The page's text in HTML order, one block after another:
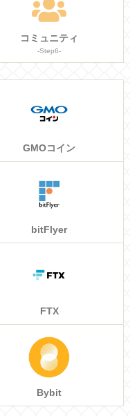
コミュニティ
-Step6-
GMOコイン
bitFlyer
FTX
Bybit